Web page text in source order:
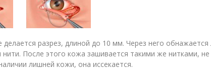
разрез, длиной до 10 мм. Через него
После этого кожа зашивается такими же нитками,
лишней кожи, она иссекается.